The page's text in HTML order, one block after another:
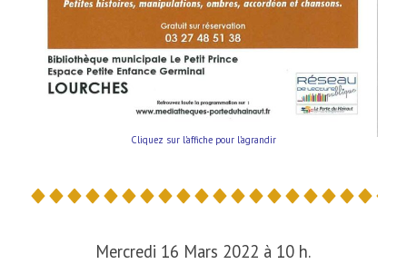
Cliquez sur l’affiche pour l’agrandir
Mercredi 16 Mars 2022 à 10 h.